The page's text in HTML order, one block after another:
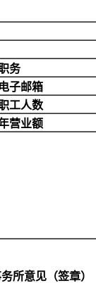
务
电子邮箱
工人数
营业额
所意见（签章）